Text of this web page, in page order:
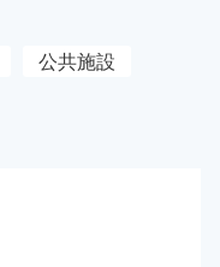
公共施設